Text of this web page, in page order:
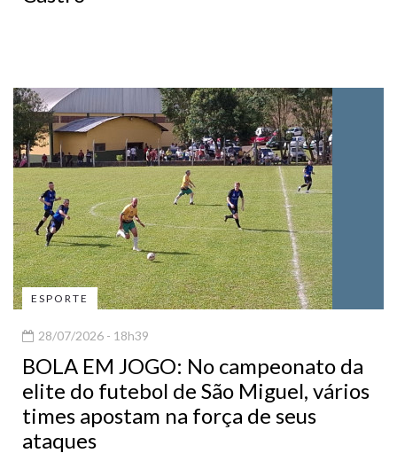
ESPORTE
28/07/2026 - 18h39
BOLA EM JOGO: No campeonato da
elite do futebol de São Miguel, vários
times apostam na força de seus
ataques